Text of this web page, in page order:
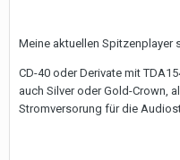
Meine aktuellen Spitzenplayer
CD-40 oder Derivate mit
auch Silver oder Gold-Crown,
Stromversorung für die